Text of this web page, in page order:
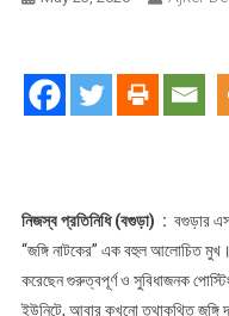
নিজস্ব প্রতিনিধি (বগুড়া) : বগুড়ার
“জঙ্গি নাটকের” এক বহুল আলোচিত
করেছেন গুরুত্বপূর্ণ ও সুবিধাজনক
ইউনিটে, আবার কখনো তথাকথিত জঙ্গি